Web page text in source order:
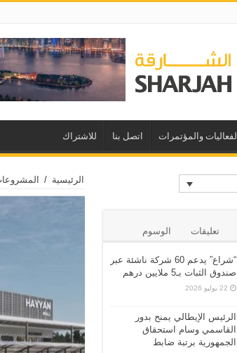
الفعاليات والمؤتمرات اتصل بنا للاشتراك
الرئيسية /
تعليقات الوسوم
“شراع” يدعم 60 شركة ناشئة عبر
صندوق الثبات بـ5 ملايين درهم
22 يوليو 2026
الرئيس الإيطالي يمنح بدور
القاسمي وسام استحقاق
الجمهورية برتبة ضابط